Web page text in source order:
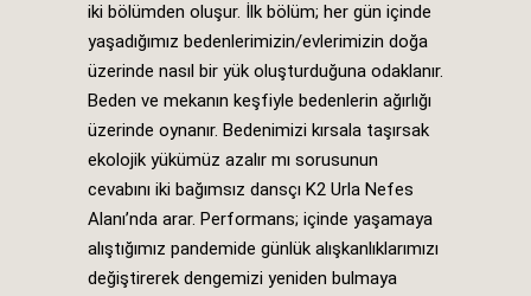
iki bölümden oluşur. İlk bölüm; her gün içinde
yaşadığımız bedenlerimizin/evlerimizin doğa
üzerinde nasıl bir yük oluşturduğuna odaklanır.
Beden ve mekanın keşfiyle bedenlerin ağırlığı
üzerinde oynanır. Bedenimizi kırsala taşırsak
ekolojik yükümüz azalır mı sorusunun
cevabını iki bağımsız dansçı K2 Urla Nefes
Alanı’nda arar. Performans; içinde yaşamaya
alıştığımız pandemide günlük alışkanlıklarımızı
değiştirerek dengemizi yeniden bulmaya